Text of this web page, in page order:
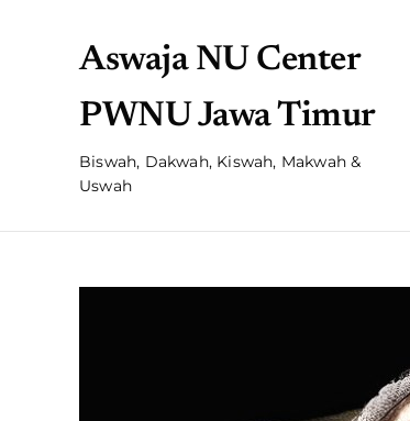
Aswaja NU Center
PWNU Jawa Timur
Biswah, Dakwah, Kiswah, Makwah &
Uswah